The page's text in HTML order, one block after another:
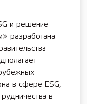
и решение
разработана
в сфере ESG,
в